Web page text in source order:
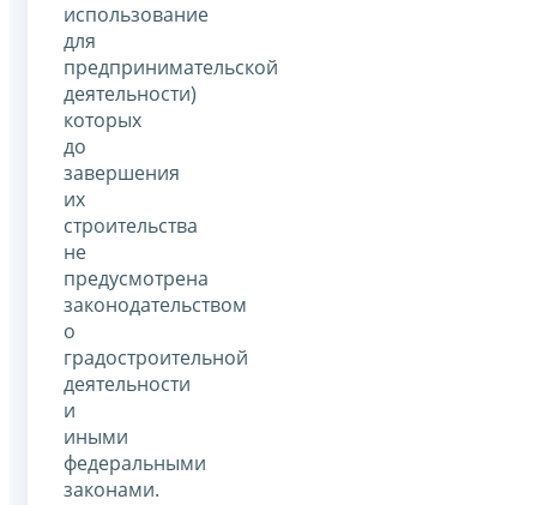
использование
для
предпринимательской
деятельности)
которых
до
завершения
их
строительства
не
предусмотрена
законодательством
о
градостроительной
деятельности
и
иными
федеральными
законами.